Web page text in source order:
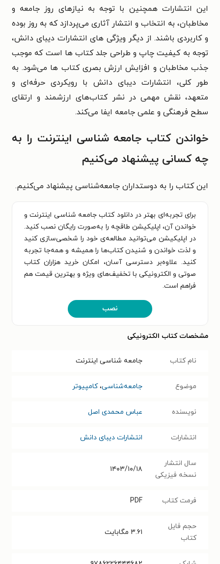
این انتشارات همچنین با توجه به نیازهای روز جامعه و
مخاطبان، به انتخاب و انتشار آثاری می‌پردازد که به روز بوده
و کاربردی باشند. از دیگر ویژگی های انتشارات دیبای دانش،
توجه به کیفیت چاپ و طراحی جلد کتاب ها است که موجب
جذب مخاطبان و افزایش ارزش بصری کتاب ها می‌شود. به
طور کلی، انتشارات دیبای دانش با رویکردی حرفه‌ای و
متعهد، نقش مهمی در نشر کتاب‌های ارزشمند و ارتقای
سطح فرهنگی و علمی جامعه ایفا می‌کند.
خواندن کتاب جامعه شناسی اینترنت را به
چه کسانی پیشنهاد می‌کنیم
این کتاب را به دوستداران جامعه‌شناسی پیشنهاد می‌کنیم.
برای تجربه‌ای بهتر در دانلود کتاب جامعه شناسی اینترنت و
خواندن آن، اپلیکیشن طاقچه را به‌صورت رایگان نصب کنید.
در اپلیکیشن می‌توانید مطالعه‌ی خود را شخصی‌سازی کنید
و لذت خواندن و شنیدن کتاب‌ها را همیشه و همه‌جا تجربه
کنید. علاوه‌بر دسترسی آسان، امکان خرید هزاران کتاب
صوتی و الکترونیکی با تخفیف‌های ویژه و بهترین قیمت هم
فراهم است.
نصب
مشخصات کتاب الکترونیکی
نام کتاب جامعه شناسی اینترنت
موضوع جامعه‌شناسی،کامپیوتر
نویسنده عباس محمدی اصل
انتشارات انتشارات دیبای دانش
سال انتشار
نسخه فیزیکی
۱۴۰۳/۱۰/۱۸
فرمت کتاب PDF
حجم فایل
کتاب
۳.۶۱ مگابایت